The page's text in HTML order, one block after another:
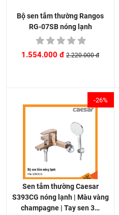
Bộ sen tắm thường Rangos
RG-07SB nóng lạnh
1.554.000 đ 2.220.000 đ
-26%
Sen tắm thường Caesar
S393CG nóng lạnh | Màu vàng
champagne | Tay sen 3…